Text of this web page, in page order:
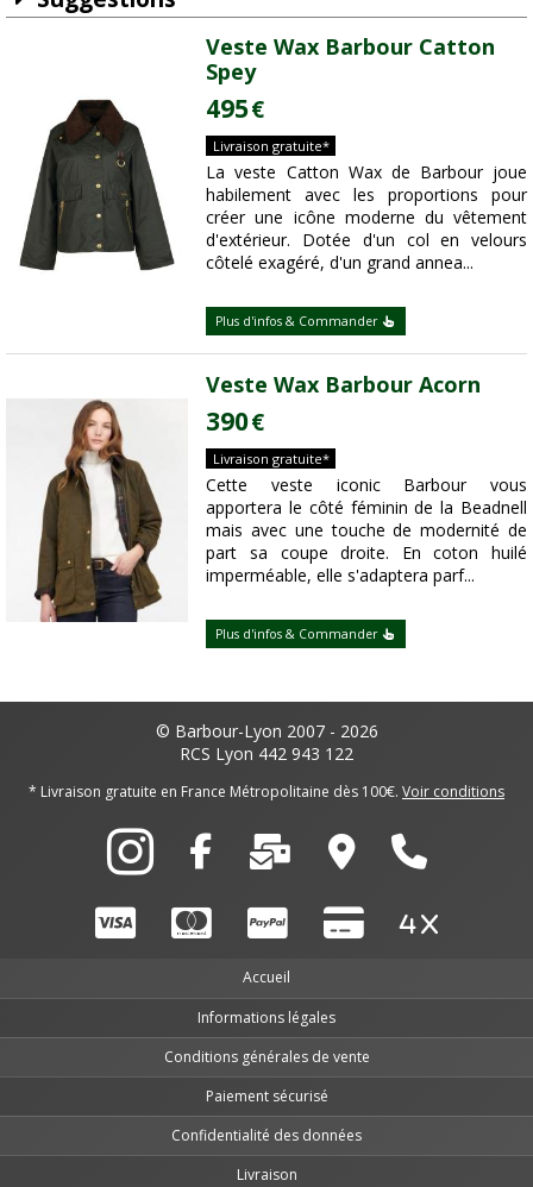
Veste Wax Barbour Catton
Spey
495€
Livraison gratuite*
La veste Catton Wax de Barbour joue
habilement avec les proportions pour
créer une icône moderne du vêtement
d'extérieur. Dotée d'un col en velours
côtelé exagéré, d'un grand annea...
Plus d'infos & Commander
Veste Wax Barbour Acorn
390€
Livraison gratuite*
Cette veste iconic Barbour vous
apportera le côté féminin de la Beadnell
mais avec une touche de modernité de
part sa coupe droite. En coton huilé
imperméable, elle s'adaptera parf...
Plus d'infos & Commander
© Barbour-Lyon 2007 - 2026
RCS Lyon 442 943 122
* Livraison gratuite en France Métropolitaine dès 100€. Voir conditions
Accueil
Informations légales
Conditions générales de vente
Paiement sécurisé
Confidentialité des données
Livraison